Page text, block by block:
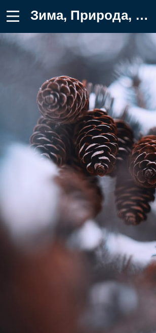
Зима, Природа, Шишки, Снег, Ель Обои на телефон